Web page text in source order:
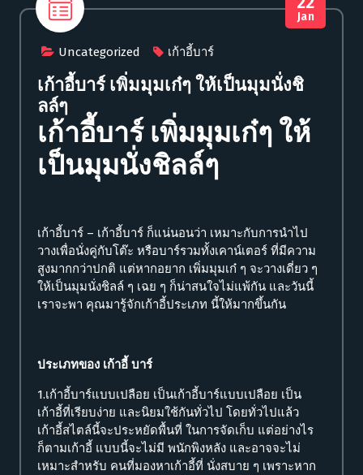
Uncategorized เก้าอี้บาร์
Jan
เก้าอี้บาร์ เพิ่มมุมเก๋ๆ ให้เป็นมุมนั่งชิ
ลล์ๆ
เก้าอี้บาร์ เพิ่มมุมเก๋ๆ ให้
เป็นมุมนั่งชิลล์ๆ
เก้าอี้บาร์ – เก้าอี้บาร์ ก็แน่นอนว่า เหมาะกับการนำไป
วางเพื่อนั่งคู่กับโต๊ะ หรือบาร์รวมทั้งเคาน์เตอร์ ที่มีความ
สูงมากกว่าปกติ แต่หากอยาก เพิ่มมุมเก๋ ๆ จะวางเดี่ยว ๆ
ให้เป็นมุมนั่งชิลล์ ๆ เฉย ๆ ก็น่าสนใจไม่แพ้กัน และวันนี้
เราจะพา คุณมารู้จักเก้าอี้ประเภท นี้ให้มากขึ้นกัน
ประเภทของ เก้าอี้ บาร์
1.เก้าอี้บาร์แบบเปลือย เป็นเก้าอี้บาร์แบบเปลือย เป็น
เก้าอี้ที่เรียบง่าย และนิยมใช้กันทั่วไป โดยทั่วไปแล้ว
เก้าอี้สไตล์นี้จะประหยัดพื้นที่ ในการจัดเก็บ แต่อย่างไร
ก็ตามเก้าอี้ แบบนี้จะไม่มี พนักพิงหลัง และอาจจะไม่
เหมาะสำหรับ คนที่มองหาเก้าอี้ที่ นั่งสบาย ๆ เพราะหาก